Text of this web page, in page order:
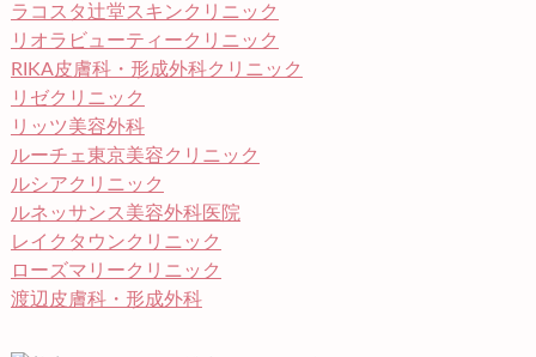
ラコスタ辻堂スキンクリニック
リオラビューティークリニック
RIKA皮膚科・形成外科クリニック
リゼクリニック
リッツ美容外科
ルーチェ東京美容クリニック
ルシアクリニック
ルネッサンス美容外科医院
レイクタウンクリニック
ローズマリークリニック
渡辺皮膚科・形成外科